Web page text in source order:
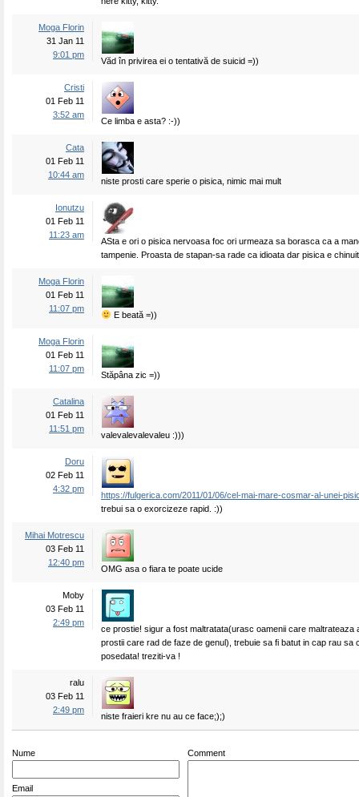
Moga Florin
31 Jan 11
9:01 pm
Văd în privirea ei o tentativă de suicid =))
Cristi
01 Feb 11
3:52 am
Ce limba e asta? :-))
Cata
01 Feb 11
10:44 am
niste prosti care sperie o pisica, nimic mai mult
Ionutzu
01 Feb 11
11:23 am
ASta e ori o pisica nervoasa foc ori urmeaza sa borasca ca a
tampenie. Proasta de stapan-sa rade ca idioata dar pisica e
Moga Florin
01 Feb 11
11:07 pm
E beată =))
Moga Florin
01 Feb 11
11:07 pm
Stăpâna zic =))
Catalina
01 Feb 11
11:51 pm
valevalevalevaleu :)))
Doru
02 Feb 11
4:32 pm
https://fulgerica.com/2011/01/06/cel-mai-mare-cosmar-al-unei-
trebui sa o exorcizeze rapid. :))
Mihai Motrescu
03 Feb 11
12:40 pm
OMG asa o fiara te poate ucide
Moby
03 Feb 11
2:49 pm
ce prostie! sigur a fost maltratata(urasc oamenii care maltrateaza
prostii care rad de faze de genul), trebuie sa fi batut in cap rau sa
posedata! treziti-va !
ralu
03 Feb 11
2:49 pm
niste fraieri kre nu au ce face;);)
Nume
Email
Comment